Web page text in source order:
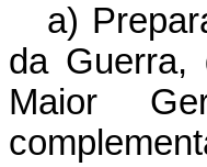
a)
da Guerra,
Maior